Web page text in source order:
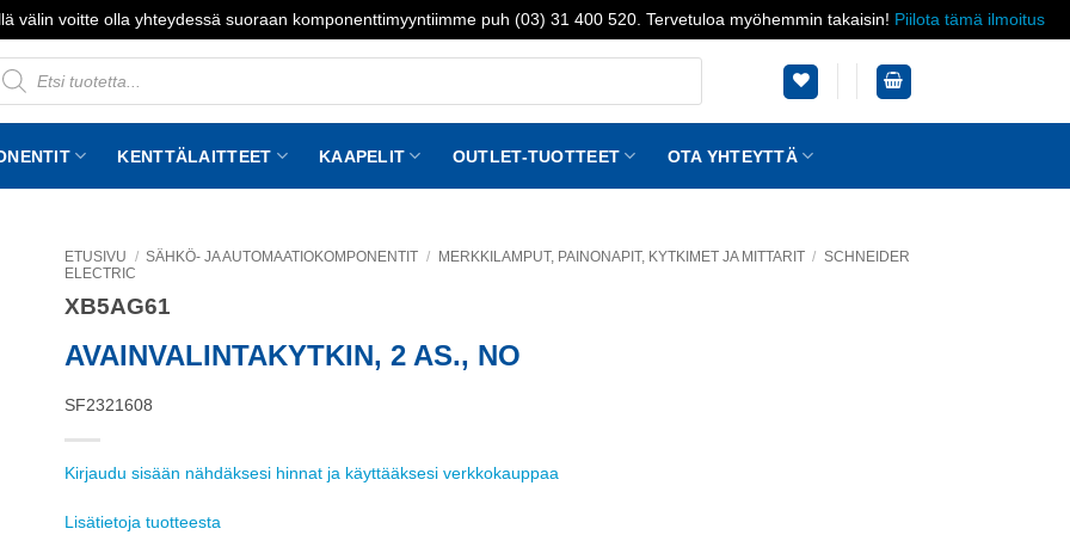
välin voitte olla yhteydessä suoraan komponenttimyyntiimme puh (03) 31 400 520. Tervetuloa myöhemmin takaisin! Piilota tämä ilmoitus
KENTTÄLAITTEET KAAPELIT OUTLET-TUOTTEET OTA YHTEYTTÄ
ETUSIVU / SÄHKÖ- JA AUTOMAATIOKOMPONENTIT / MERKKILAMPUT, PAINONAPIT, KYTKIMET JA MITTARIT / SCHNEIDER
ELECTRIC
XB5AG61
AVAINVALINTAKYTKIN, 2 AS., NO
SF2321608
Kirjaudu sisään nähdäksesi hinnat ja käyttääksesi verkkokauppaa
Lisätietoja tuotteesta